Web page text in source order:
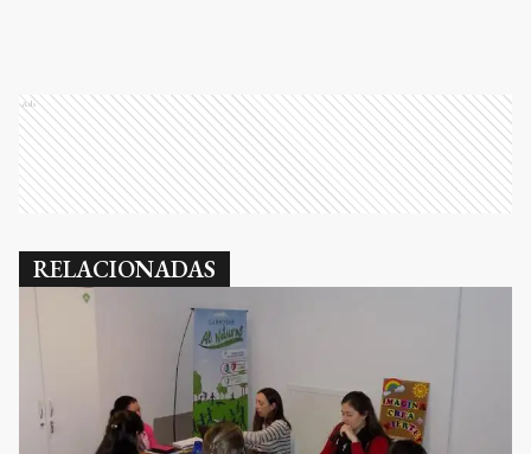
Ads
RELACIONADAS